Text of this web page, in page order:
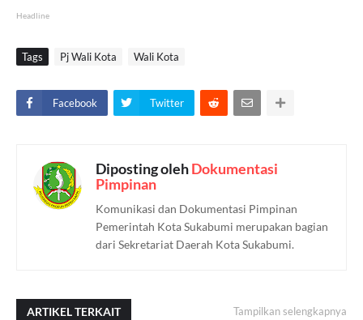
Headline
Tags Pj Wali Kota Wali Kota
Facebook Twitter
Diposting olehDokumentasi
Pimpinan
Komunikasi dan Dokumentasi Pimpinan
Pemerintah Kota Sukabumi merupakan bagian
dari Sekretariat Daerah Kota Sukabumi.
ARTIKEL TERKAIT Tampilkan selengkapnya